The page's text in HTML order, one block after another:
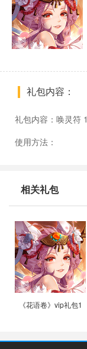
礼包内容：
礼包内容：唤灵符
使用方法：
相关礼包
《花语卷》vip礼包1